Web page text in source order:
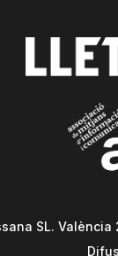
SL. València